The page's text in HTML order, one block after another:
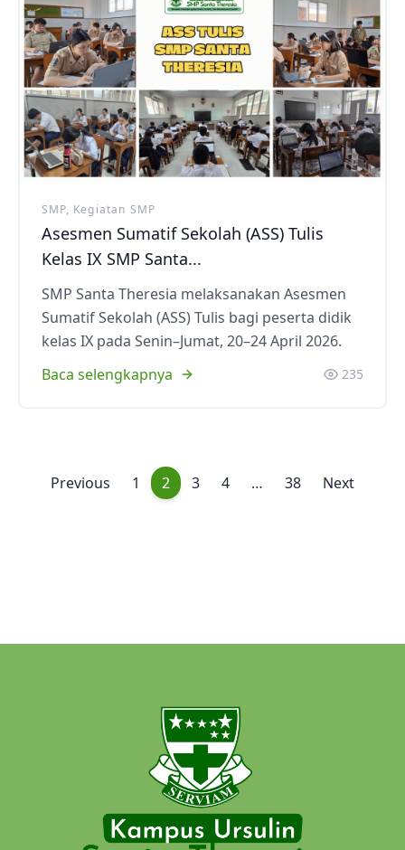
SMP, Kegiatan SMP
Asesmen Sumatif Sekolah (ASS) Tulis
Kelas IX SMP Santa...
SMP Santa Theresia melaksanakan Asesmen
Sumatif Sekolah (ASS) Tulis bagi peserta didik
kelas IX pada Senin–Jumat, 20–24 April 2026.
Baca selengkapnya
235
Previous 1 2 3 4 … 38 Next